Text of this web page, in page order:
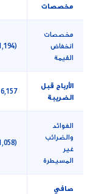
مخصصات
مخصصات
انخفاض
القيمة
(1,194)
الأرباح قبل
الضريبة
6,157
الفوائد
والضرائب
غير
المسيطرة
(1,058)
صافي